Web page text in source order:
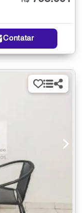
Contatar